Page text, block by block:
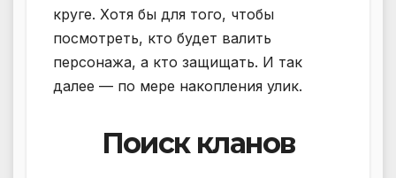
круге. Хотя бы для того, чтобы
посмотреть, кто будет валить
персонажа, а кто защищать. И так
далее — по мере накопления улик.
Поиск кланов